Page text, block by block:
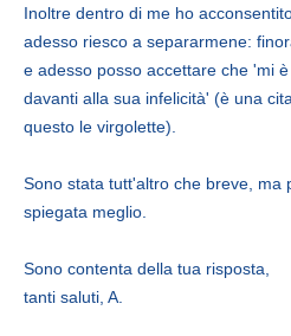
Inoltre dentro di me ho
adesso riesco a separarmene:
e adesso posso accettare che 'mi
davanti alla sua infelicità' (è una
questo le virgolette).
Sono stata tutt'altro che breve, ma
spiegata meglio.
Sono contenta della tua risposta,
tanti saluti, A.